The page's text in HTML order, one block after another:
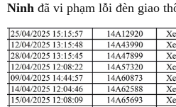
Ninh đã vi phạm lỗi đèn giao